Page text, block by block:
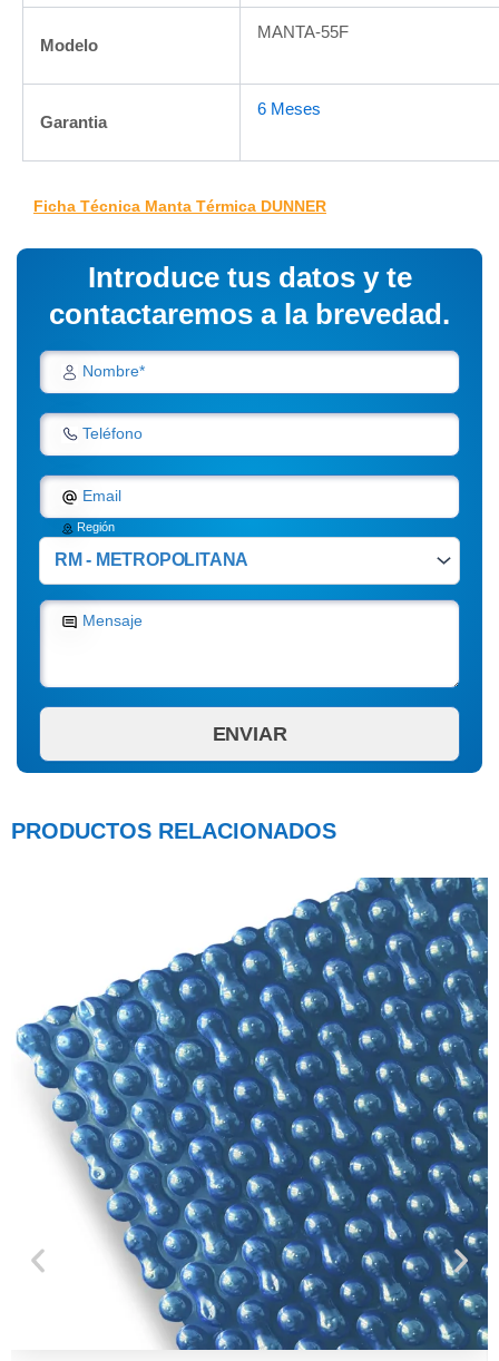
Modelo
MANTA-55F
Garantia
6 Meses
Ficha Técnica Manta Térmica DUNNER
Introduce tus datos y te
contactaremos a la brevedad.
Nombre*
Teléfono
Email
Región
Mensaje
PRODUCTOS RELACIONADOS